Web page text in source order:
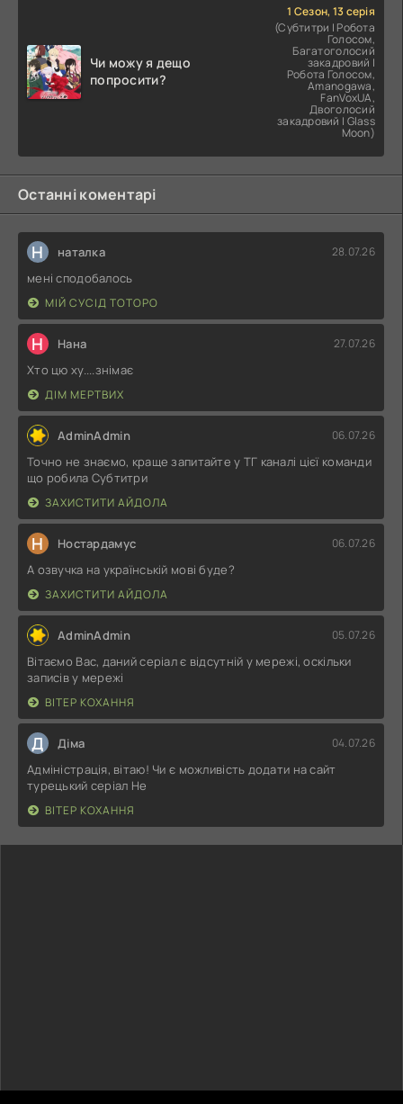
Чи можу я дещо
попросити?
1 Сезон, 13 серія
(Субтитри | Робота
Голосом,
Багатоголосий
закадровий |
Робота Голосом,
Amanogawa,
FanVoxUA,
Двоголосий
закадровий | Glass
Moon)
Останні коментарі
Н наталка 28.07.26
мені сподобалось
МІЙ СУСІД ТОТОРО
Н Нана 27.07.26
Хто цю ху....знімає
ДІМ МЕРТВИХ
AdminAdmin 06.07.26
Точно не знаємо, краще запитайте у ТГ каналі цієї команди
що робила Субтитри
ЗАХИСТИТИ АЙДОЛА
Н Ностардамус 06.07.26
А озвучка на українській мові буде?
ЗАХИСТИТИ АЙДОЛА
AdminAdmin 05.07.26
Вітаємо Вас, даний серіал є відсутній у мережі, оскільки
записів у мережі
ВІТЕР КОХАННЯ
Д Діма 04.07.26
Адміністрація, вітаю! Чи є можливість додати на сайт
турецький серіал Не
ВІТЕР КОХАННЯ